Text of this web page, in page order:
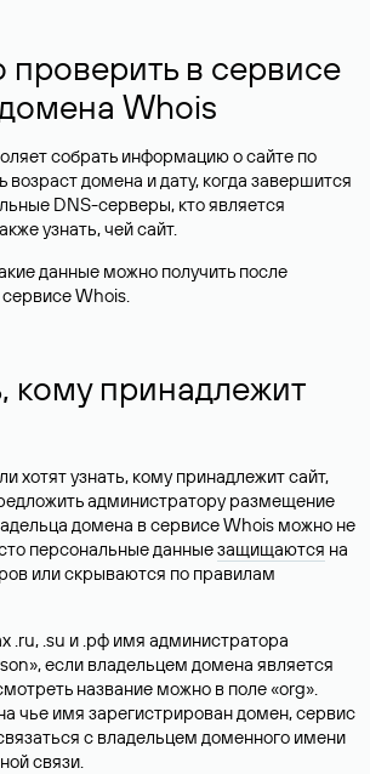
в сервисе
Whois
собрать информацию о сайте по
возраст домена и дату, когда завершится
DNS-серверы, кто является
узнать, чей сайт.
данные можно получить после
Whois.
кому принадлежит
хотят узнать, кому принадлежит сайт,
администратору размещение
домена в сервисе Whois можно не
персональные данныезащищаются на
или скрываются по правилам
.ru, .su и .рф имя администратора
если владельцем домена является
название можно в поле «org».
чье имя зарегистрирован домен, сервис
с владельцем доменного имени
связи.